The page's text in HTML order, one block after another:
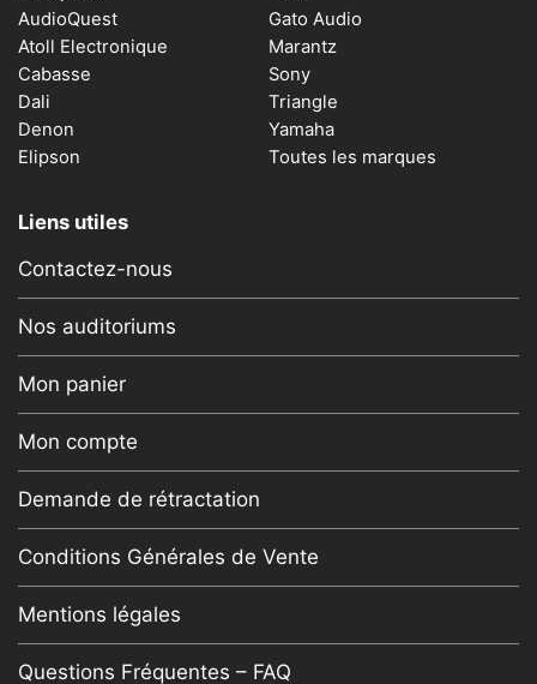
AudioQuest
Atoll Electronique
Cabasse
Dali
Denon
Elipson
Gato Audio
Marantz
Sony
Triangle
Yamaha
Toutes les marques
Liens utiles
Contactez-nous
Nos auditoriums
Mon panier
Mon compte
Demande de rétractation
Conditions Générales de Vente
Mentions légales
Questions Fréquentes – FAQ